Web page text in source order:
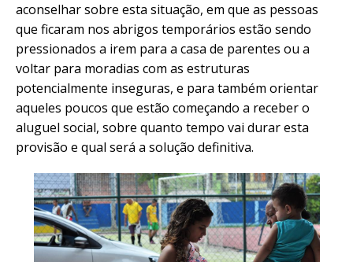
aconselhar sobre esta situação, em que as pessoas
que ficaram nos abrigos temporários estão sendo
pressionados a irem para a casa de parentes ou a
voltar para moradias com as estruturas
potencialmente inseguras, e para também orientar
aqueles poucos que estão começando a receber o
aluguel social, sobre quanto tempo vai durar esta
provisão e qual será a solução definitiva.